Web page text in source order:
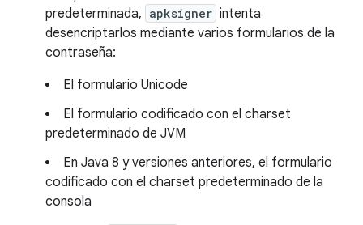
predeterminada, apksigner intenta
desencriptarlos mediante varios formularios de la
contraseña:
El formulario Unicode
El formulario codificado con el charset
predeterminado de JVM
En Java 8 y versiones anteriores, el formulario
codificado con el charset predeterminado de la
consola